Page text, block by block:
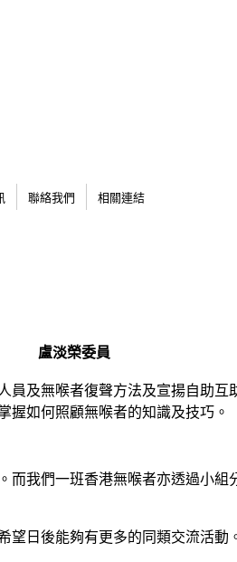
聯絡我們 相關連結
盧淡榮委員
及無喉者復聲方法及宣揚自助
握如何照顧無喉者的知識及技巧。
我們一班香港無喉者亦透過小
望日後能夠有更多的同類交流活動